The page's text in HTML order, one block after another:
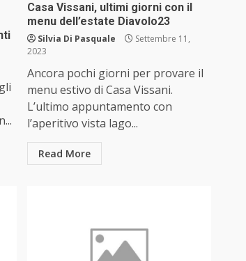
Casa Vissani, ultimi giorni con il
menu dell’estate Diavolo23
Silvia Di Pasquale
Settembre 11,
2023
Ancora pochi giorni per provare il
menu estivo di Casa Vissani.
L’ultimo appuntamento con
l’aperitivo vista lago...
Read More